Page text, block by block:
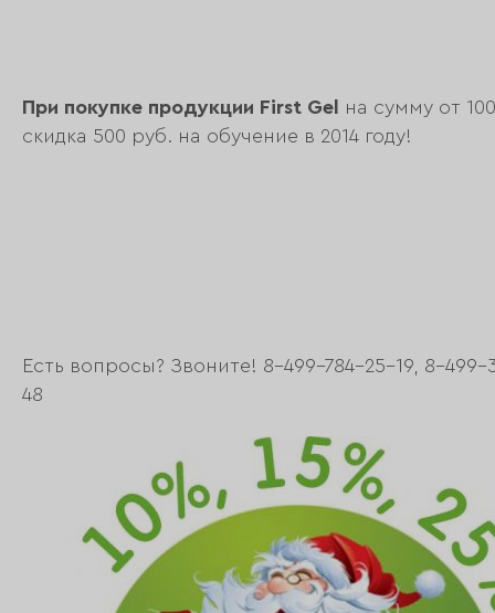
При покупке продукции First Gel
на сумму от
скидка 500 руб. на обучение в 2014 году!
Есть вопросы? Звоните! 8-499-784-25-19, 8-499-
48